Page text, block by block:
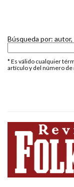
Búsqueda por:
* Es válido cualquier
artículo y del número de